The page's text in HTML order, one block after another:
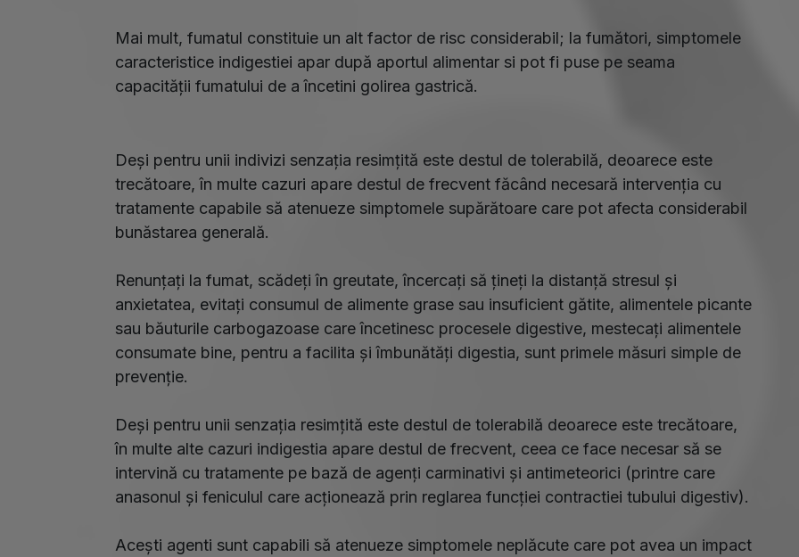
Mai mult, fumatul constituie un alt factor de risc considerabil; la fumători, simptomele
caracteristice indigestiei apar după aportul alimentar si pot fi puse pe seama
capacității fumatului de a încetini golirea gastrică.
Deși pentru unii indivizi senzația resimțită este destul de tolerabilă, deoarece este
trecătoare, în multe cazuri apare destul de frecvent făcând necesară intervenția cu
tratamente capabile să atenueze simptomele supărătoare care pot afecta considerabil
bunăstarea generală.
Renunțați la fumat, scădeți în greutate, încercați să țineți la distanță stresul și
anxietatea, evitați consumul de alimente grase sau insuficient gătite, alimentele picante
sau băuturile carbogazoase care încetinesc procesele digestive, mestecați alimentele
consumate bine, pentru a facilita și îmbunătăți digestia, sunt primele măsuri simple de
prevenție.
Deși pentru unii senzația resimțită este destul de tolerabilă deoarece este trecătoare,
în multe alte cazuri indigestia apare destul de frecvent, ceea ce face necesar să se
intervină cu tratamente pe bază de agenți carminativi și antimeteorici (printre care
anasonul și feniculul care acționează prin reglarea funcției contractiei tubului digestiv).
Acești agenti sunt capabili să atenueze simptomele neplăcute care pot avea un impact